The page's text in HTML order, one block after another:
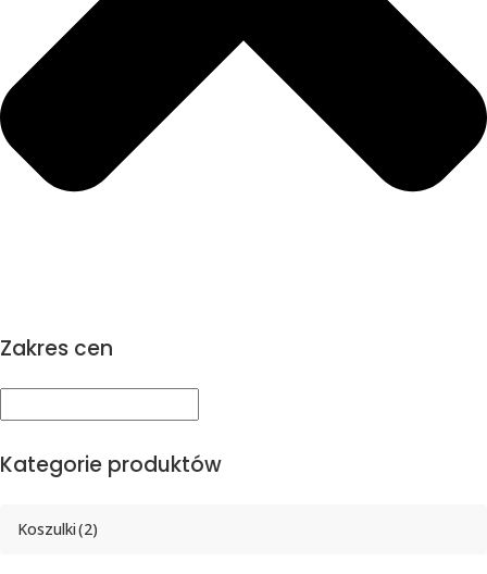
Zakres cen
Kategorie produktów
Koszulki(2)